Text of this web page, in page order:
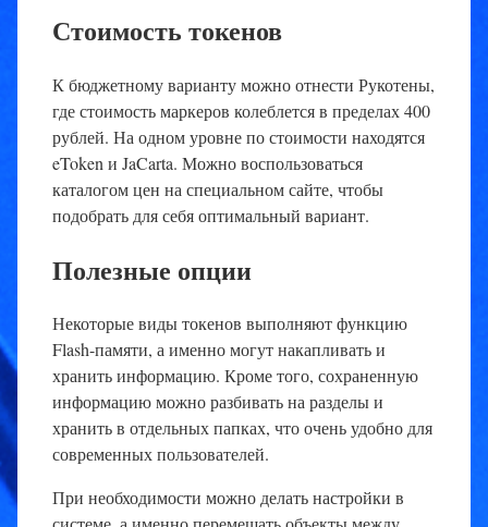
Стоимость токенов
К бюджетному варианту можно отнести Рукотены,
где стоимость маркеров колеблется в пределах 400
рублей. На одном уровне по стоимости находятся
eToken и JaCarta. Можно воспользоваться
каталогом цен на специальном сайте, чтобы
подобрать для себя оптимальный вариант.
Полезные опции
Некоторые виды токенов выполняют функцию
Flash-памяти, а именно могут накапливать и
хранить информацию. Кроме того, сохраненную
информацию можно разбивать на разделы и
хранить в отдельных папках, что очень удобно для
современных пользователей.
При необходимости можно делать настройки в